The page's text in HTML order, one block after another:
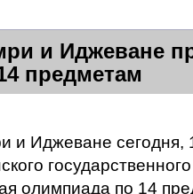
и Иджеване
предметам
и Иджеване сегодня,
олимпиада по 14